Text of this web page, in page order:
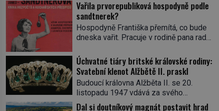
se probere z mdlob, vzpomene si na
jednu z pařížských jasnovidek, kterou
před lety navštívil. Prorokovala mu
tragický osud. Tehdy se jí vysmál.
prohlásil o něm jiný významný
francouzský revolucionář, Honoré de
Mirabeau […]
Vařila prvorepubliková hospodyně podle
sandtnerek?
Hospodyně Františka přemítá, co bude
dneska vařit. Pracuje v rodině pana rady
rychle v jedné ze „sandtnerek“.
„Zaplaťpánbůh, že už nemusíme chodit
s lístky,“ povzdechne si směrem ke
služce, kterou má v kuchyni k ruce.
Ještě v prvních letech nové republiky
fungoval kvůli nedostatku zboží
Úchvatné tiáry britské královské rodiny:
Svatební klenot Alžbětě II. praskl
Budoucí královna Alžběta II. se 20.
listopadu 1947 vdává za svého
vyvoleného Filipa Mountbattena. Aby
Dal si doutníkový magnát postavit hrad